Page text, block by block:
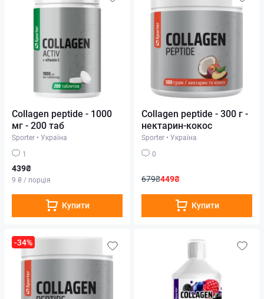
Collagen peptide - 1000
мг - 200 таб
Sporter • Україна
1
439₴
9 ₴ / порція
Купити
Collagen peptide - 300 г -
нектарин-кокос
Sporter • Україна
0
679₴449₴
Купити
-34%